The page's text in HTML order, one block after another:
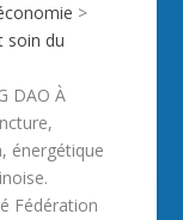
>
soin du
DAO À
énergétique
Fédération